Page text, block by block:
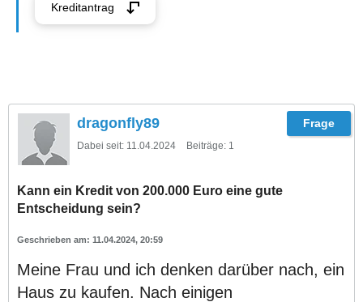
Kreditantrag
dragonfly89
Dabei seit: 11.04.2024 Beiträge: 1
Kann ein Kredit von 200.000 Euro eine gute
Entscheidung sein?
11.04.2024, 20:59
Meine Frau und ich denken darüber nach, ein
Haus zu kaufen. Nach einigen